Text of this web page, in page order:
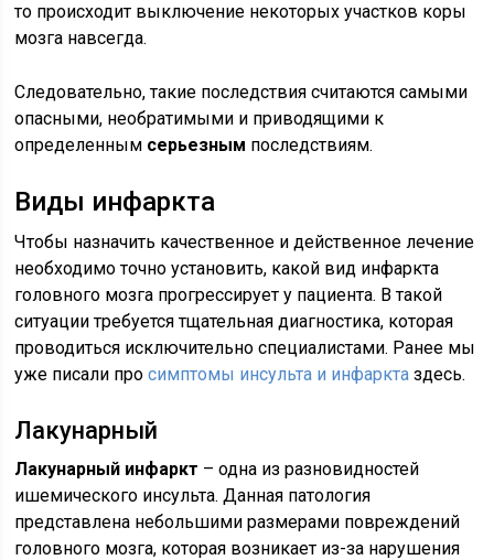
то происходит выключение некоторых участков коры
мозга навсегда.
Следовательно, такие последствия считаются самыми
опасными, необратимыми и приводящими к
определенным серьезным последствиям.
Виды инфаркта
Чтобы назначить качественное и действенное лечение
необходимо точно установить, какой вид инфаркта
головного мозга прогрессирует у пациента. В такой
ситуации требуется тщательная диагностика, которая
проводиться исключительно специалистами. Ранее мы
уже писали просимптомы инсульта и инфарктаздесь.
Лакунарный
Лакунарный инфаркт – одна из разновидностей
ишемического инсульта. Данная патология
представлена небольшими размерами повреждений
головного мозга, которая возникает из-за нарушения